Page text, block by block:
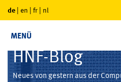
de | en | fr | nl
MENÜ
HNF-Blog
Neues von gestern aus der